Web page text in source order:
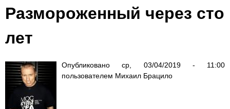
Размороженный через сто
лет
Опубликованоср, 03/04/2019 - 11:00
пользователем Михаил Брацило